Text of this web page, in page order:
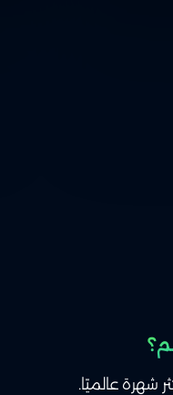
شهرة عالميًا.